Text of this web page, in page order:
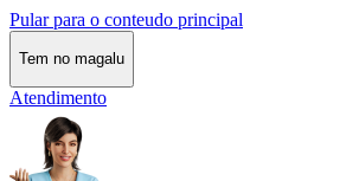
Pular para o conteudo principal
Tem no magalu
Atendimento